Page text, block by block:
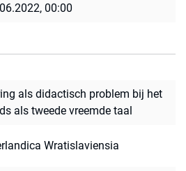
00:00
als didactisch problem bij het
als tweede vreemde taal
Wratislaviensia